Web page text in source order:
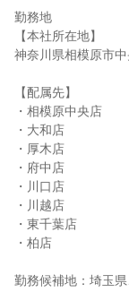
勤務地
【本社所在地】
神奈川県相模原市
【配属先】
・相模原中央店
・大和店
・厚木店
・府中店
・川口店
・川越店
・東千葉店
・柏店
勤務候補地：埼玉